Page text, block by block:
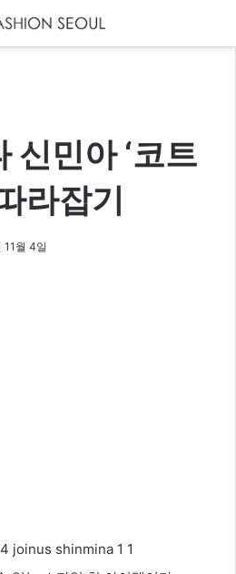
신민아 ‘코트
라잡기
11월 4일